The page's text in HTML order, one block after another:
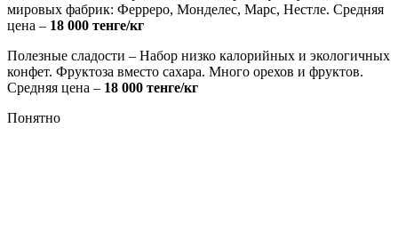
мировых фабрик: Ферреро, Монделес, Марс, Нестле. Средняя
цена – 18 000 тенге/кг
Полезные сладости – Набор низко калорийных и экологичных
конфет. Фруктоза вместо сахара. Много орехов и фруктов.
Средняя цена – 18 000 тенге/кг
Понятно